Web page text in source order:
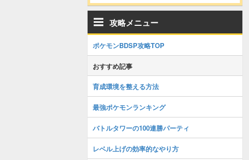
攻略メニュー
ポケモンBDSP攻略TOP
おすすめ記事
育成環境を整える方法
最強ポケモンランキング
バトルタワーの100連勝パーティ
レベル上げの効率的なやり方